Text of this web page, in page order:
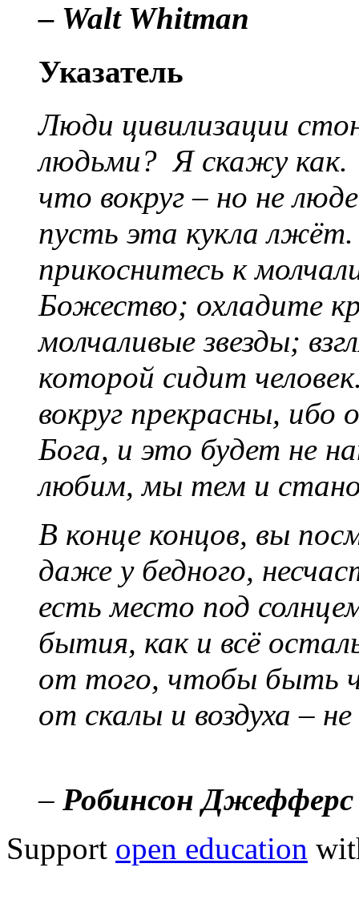
– Walt Whitman
Указатель
Люди цивилизации
людьми? Я скажу как.
что вокруг – но не
пусть эта кукла
прикоснитесь к
Божество; охладите
молчаливые звезды;
которой сидит
вокруг прекрасны,
Бога, и это будет не
любим, мы тем и
В конце концов, вы
даже у бедного,
есть место под
бытия, как и всё
от того, чтобы быть
от скалы и воздуха –
– Робинсон Джефферс
Support open education